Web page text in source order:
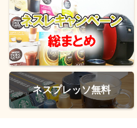
ネスプレッソ無料